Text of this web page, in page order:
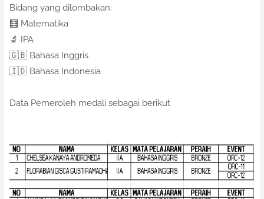
Bidang yang dilombakan: ⁣
🧮 Matematika⁣
🔬 IPA⁣
🇬🇧 Bahasa Inggris⁣
🇮🇩 Bahasa Indonesia
Data Pemeroleh medali sebagai berikut